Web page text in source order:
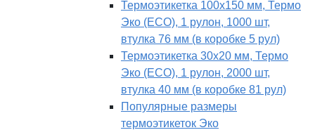
Термоэтикетка 100х150 мм, Термо
Эко (ECO), 1 рулон, 1000 шт,
втулка 76 мм (в коробке 5 рул)
Термоэтикетка 30х20 мм, Термо
Эко (ECO), 1 рулон, 2000 шт,
втулка 40 мм (в коробке 81 рул)
Популярные размеры
термоэтикеток Эко